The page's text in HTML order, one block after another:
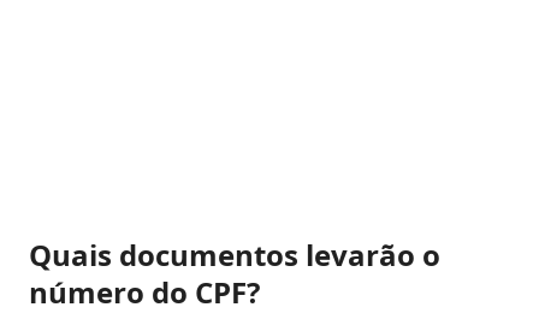
Quais documentos levarão o
número do CPF?